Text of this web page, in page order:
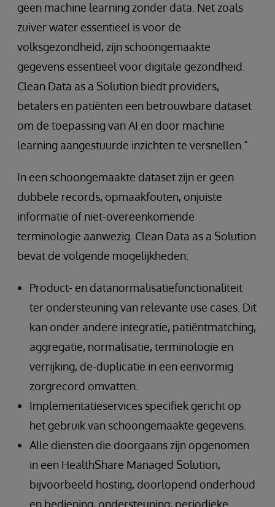
geen machine learning zonder data. Net zoals
zuiver water essentieel is voor de
volksgezondheid, zijn schoongemaakte
gegevens essentieel voor digitale gezondheid.
Clean Data as a Solution biedt providers,
betalers en patiënten een betrouwbare dataset
om de toepassing van AI en door machine
learning aangestuurde inzichten te versnellen.”
In een schoongemaakte dataset zijn er geen
dubbele records, opmaakfouten, onjuiste
informatie of niet-overeenkomende
terminologie aanwezig. Clean Data as a Solution
bevat de volgende mogelijkheden:
Product- en datanormalisatiefunctionaliteit
ter ondersteuning van relevante use cases. Dit
kan onder andere integratie, patiëntmatching,
aggregatie, normalisatie, terminologie en
verrijking, de-duplicatie in een eenvormig
zorgrecord omvatten.
Implementatieservices specifiek gericht op
het gebruik van schoongemaakte gegevens.
Alle diensten die doorgaans zijn opgenomen
in een HealthShare Managed Solution,
bijvoorbeeld hosting, doorlopend onderhoud
en bediening, ondersteuning, periodieke